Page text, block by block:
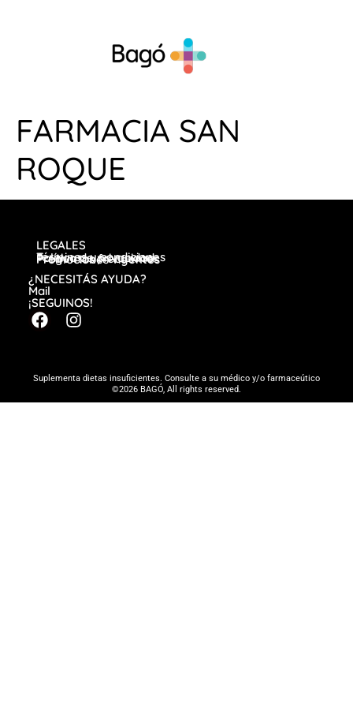
FARMACIA SAN
ROQUE
LEGALES
Términos y condiciones
Política de privacidad
Preguntas frecuentes
Promociones vigentes
¿NECESITÁS AYUDA?
Mail
¡SEGUINOS!
Suplementa dietas insuficientes. Consulte a su médico y/o farmaceútico
©2026 BAGÓ, All rights reserved.